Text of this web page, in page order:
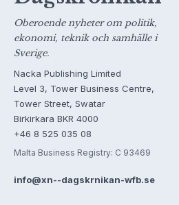
Oberoende nyheter om politik,
ekonomi, teknik och samhälle i
Sverige.
Nacka Publishing Limited
Level 3, Tower Business Centre,
Tower Street, Swatar
Birkirkara BKR 4000
+46 8 525 035 08
Malta Business Registry: C 93469
info@xn--dagskrnikan-wfb.se